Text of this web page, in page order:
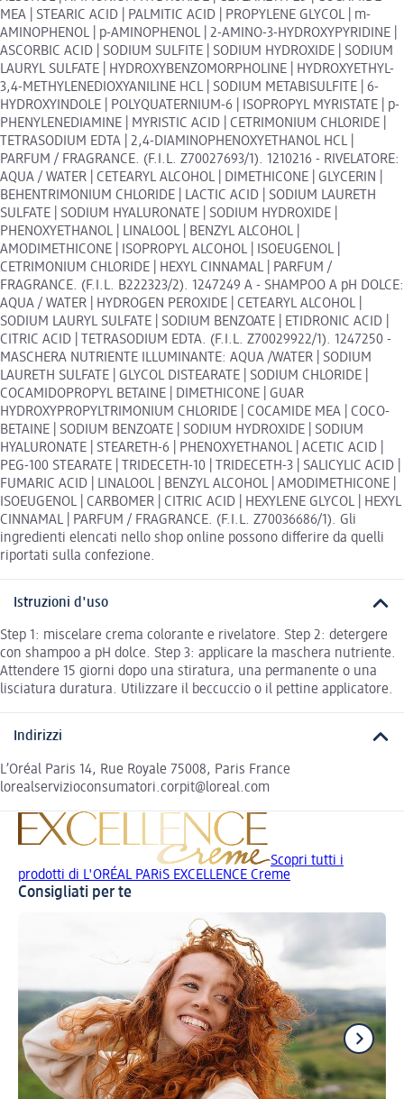
MEA | STEARIC ACID | PALMITIC ACID | PROPYLENE GLYCOL | m-
AMINOPHENOL | p-AMINOPHENOL | 2-AMINO-3-HYDROXYPYRIDINE |
ASCORBIC ACID | SODIUM SULFITE | SODIUM HYDROXIDE | SODIUM
LAURYL SULFATE | HYDROXYBENZOMORPHOLINE | HYDROXYETHYL-
3,4-METHYLENEDIOXYANILINE HCL | SODIUM METABISULFITE | 6-
HYDROXYINDOLE | POLYQUATERNIUM-6 | ISOPROPYL MYRISTATE | p-
PHENYLENEDIAMINE | MYRISTIC ACID | CETRIMONIUM CHLORIDE |
TETRASODIUM EDTA | 2,4-DIAMINOPHENOXYETHANOL HCL |
PARFUM / FRAGRANCE. (F.I.L. Z70027693/1). 1210216 - RIVELATORE:
AQUA / WATER | CETEARYL ALCOHOL | DIMETHICONE | GLYCERIN |
BEHENTRIMONIUM CHLORIDE | LACTIC ACID | SODIUM LAURETH
SULFATE | SODIUM HYALURONATE | SODIUM HYDROXIDE |
PHENOXYETHANOL | LINALOOL | BENZYL ALCOHOL |
AMODIMETHICONE | ISOPROPYL ALCOHOL | ISOEUGENOL |
CETRIMONIUM CHLORIDE | HEXYL CINNAMAL | PARFUM /
FRAGRANCE. (F.I.L. B222323/2). 1247249 A - SHAMPOO A pH DOLCE:
AQUA / WATER | HYDROGEN PEROXIDE | CETEARYL ALCOHOL |
SODIUM LAURYL SULFATE | SODIUM BENZOATE | ETIDRONIC ACID |
CITRIC ACID | TETRASODIUM EDTA. (F.I.L. Z70029922/1). 1247250 -
MASCHERA NUTRIENTE ILLUMINANTE: AQUA /WATER | SODIUM
LAURETH SULFATE | GLYCOL DISTEARATE | SODIUM CHLORIDE |
COCAMIDOPROPYL BETAINE | DIMETHICONE | GUAR
HYDROXYPROPYLTRIMONIUM CHLORIDE | COCAMIDE MEA | COCO-
BETAINE | SODIUM BENZOATE | SODIUM HYDROXIDE | SODIUM
HYALURONATE | STEARETH-6 | PHENOXYETHANOL | ACETIC ACID |
PEG-100 STEARATE | TRIDECETH-10 | TRIDECETH-3 | SALICYLIC ACID |
FUMARIC ACID | LINALOOL | BENZYL ALCOHOL | AMODIMETHICONE |
ISOEUGENOL | CARBOMER | CITRIC ACID | HEXYLENE GLYCOL | HEXYL
CINNAMAL | PARFUM / FRAGRANCE. (F.I.L. Z70036686/1). Gli
ingredienti elencati nello shop online possono differire da quelli
riportati sulla confezione.
Istruzioni d'uso
Step 1: miscelare crema colorante e rivelatore. Step 2: detergere
con shampoo a pH dolce. Step 3: applicare la maschera nutriente.
Attendere 15 giorni dopo una stiratura, una permanente o una
lisciatura duratura. Utilizzare il beccuccio o il pettine applicatore.
Indirizzi
L’Oréal Paris 14, Rue Royale 75008, Paris France
lorealservizioconsumatori.corpit@loreal.com
Scopri tutti i
prodotti di L'ORÉAL PARiS EXCELLENCE Creme
Consigliati per te